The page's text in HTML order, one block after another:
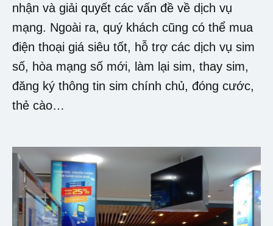
nhận và giải quyết các vấn đề về dịch vụ
mạng. Ngoài ra, quý khách cũng có thể mua
điện thoại giá siêu tốt, hỗ trợ các dịch vụ sim
số, hòa mạng số mới, làm lại sim, thay sim,
đăng ký thông tin sim chính chủ, đóng cước,
thẻ cào…